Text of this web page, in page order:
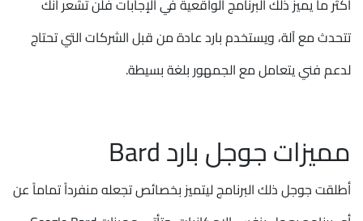
أكثر ما يميز ذلك البرنامج الواقعية في الإجابات فلن تشعر أنك
تتحدث مع آلة، ويستخدم بارد عادة من قبل الشركات التي تحتاج
لدعم فني يتعامل مع الجمهور بلغة بسيطة.
مميزات جوجل بارد Bard
أطلقت جوجل ذلك البرنامج ليتميز بخصائص تجعله منفرداً تماماً عن